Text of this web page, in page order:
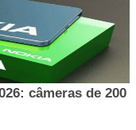
câmeras de 200